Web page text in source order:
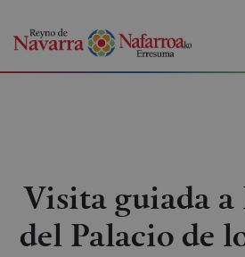
Visita guiada a
del Palacio de